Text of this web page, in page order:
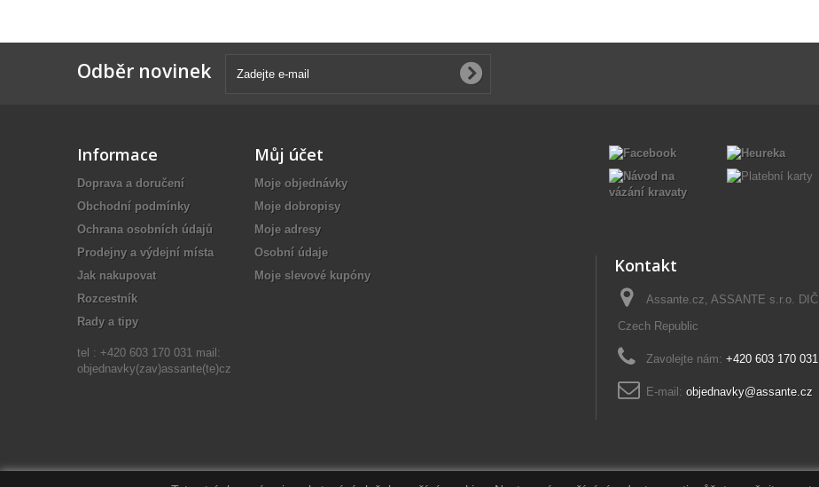
Odběr novinek
Informace
Doprava a doručení
Obchodní podmínky
Ochrana osobních údajů
Prodejny a výdejní místa
Jak nakupovat
Rozcestník
Rady a tipy
tel : +420 603 170 031 mail:
objednavky(zav)assante(te)cz
Můj účet
Moje objednávky
Moje dobropisy
Moje adresy
Osobní údaje
Moje slevové kupóny
Kontakt
Assante.cz, ASSANTE s.r.o.
Czech Republic
Zavolejte nám: +420 603 170 031
E-mail: objednavky@assante.cz